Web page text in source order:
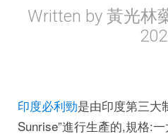
Written by 黃光林
印度必利勁是由印度第三大
Sunrise”進行生產的,規格: